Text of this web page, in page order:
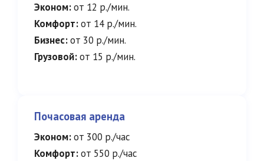
Эконом:от 12 р./мин.
Комфорт:от 14 р./мин.
Бизнес:от 30 р./мин.
Грузовой:от 15 р./мин.
Почасовая аренда
Эконом:от 300 р./час
Комфорт:от 550 р./час